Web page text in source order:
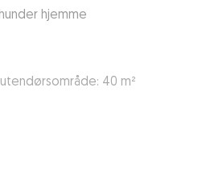
hjemme
40 m²